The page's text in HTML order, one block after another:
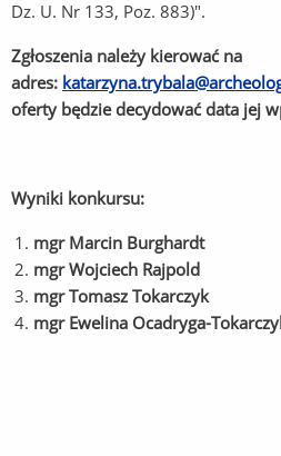
Dz. U. Nr 133, Poz. 883)".
Zgłoszenia należy kierować na
adres:
oferty będzie decydować data jej
Wyniki konkursu:
mgr Marcin Burghardt
mgr Wojciech Rajpold
mgr Tomasz Tokarczyk
mgr Ewelina Ocadryga-